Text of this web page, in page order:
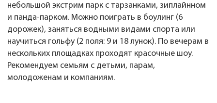
небольшой экстрим парк с тарзанками, зиплайнном
и панда-парком. Можно поиграть в боулинг (6
дорожек), заняться водными видами спорта или
научиться гольфу (2 поля: 9 и 18 лунок). По вечерам в
нескольких площадках проходят красочные шоу.
Рекомендуем семьям с детьми, парам,
молодоженам и компаниям.